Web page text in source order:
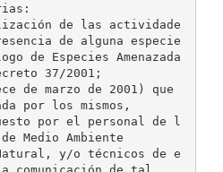
de las actividade
de alguna especie
de Especies Amenazada
37/2001;
de marzo de 2001) que
por los mismos,
por el personal de l
Medio Ambiente
y/o técnicos de e
comunicación de tal